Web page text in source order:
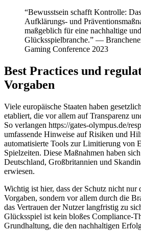
“Bewusstsein schafft Kontrolle:
Aufklärungs- und
maßgeblich für eine nachhaltige
Glücksspielbranche.” —
Gaming Conference 2023
Best Practices und
Vorgaben
Viele europäische Staaten haben
etabliert, die vor allem auf Transparenz
So verlangen https://gates-olympus.de/
umfassende Hinweise auf Risiken und
automatisierte Tools zur Limitierung von
Spielzeiten. Diese Maßnahmen haben
Deutschland, Großbritannien und
erwiesen.
Wichtig ist hier, dass der Schutz nicht nur
Vorgaben, sondern vor allem durch die
das Vertrauen der Nutzer langfristig zu
Glücksspiel ist kein bloßes Compliance-
Grundhaltung, die den nachhaltigen